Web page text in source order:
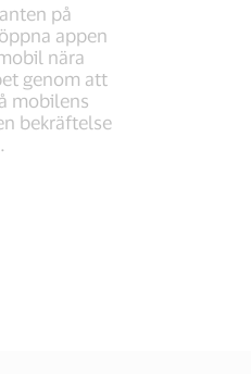
på
appen
nära
genom att
mobilens
bekräftelse